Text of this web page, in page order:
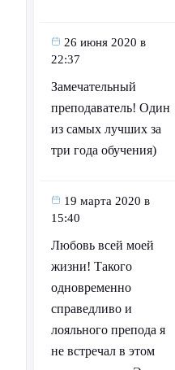
26 июня 2020 в
22:37
Замечательный
преподаватель! Один
из самых лучших за
три года обучения)
19 марта 2020 в
15:40
Любовь всей моей
жизни! Такого
одновременно
справедливо и
лояльного препода я
не встречал в этом